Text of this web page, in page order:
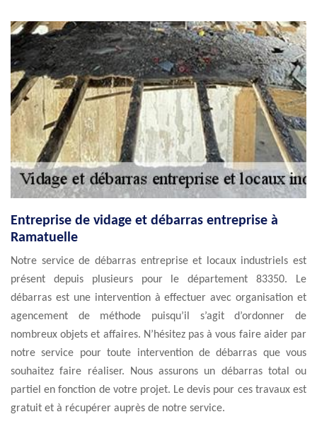
Entreprise de vidage et débarras entreprise à
Ramatuelle
Notre service de débarras entreprise et locaux industriels est
présent depuis plusieurs pour le département 83350. Le
débarras est une intervention à effectuer avec organisation et
agencement de méthode puisqu’il s’agit d’ordonner de
nombreux objets et affaires. N’hésitez pas à vous faire aider par
notre service pour toute intervention de débarras que vous
souhaitez faire réaliser. Nous assurons un débarras total ou
partiel en fonction de votre projet. Le devis pour ces travaux est
gratuit et à récupérer auprès de notre service.